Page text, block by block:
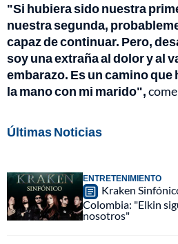
"Si hubiera sido nuestra
nuestra segunda,
capaz de continuar. Pero,
soy una extraña al dolor y al
embarazo. Es un camino
la mano con mi marido",
Últimas Noticias
ENTRETENIMIENTO
Kraken
Colombia: "Elkin
nosotros"